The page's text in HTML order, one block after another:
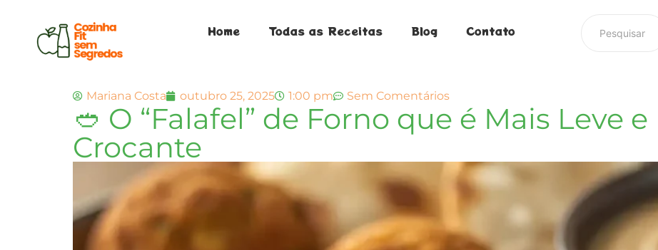
Home Todas as Receitas Blog Contato
Mariana Costa outubro 25, 2025 1:00 pm Sem Comentários
🥙 O “Falafel” de Forno que é Mais Leve
Crocante